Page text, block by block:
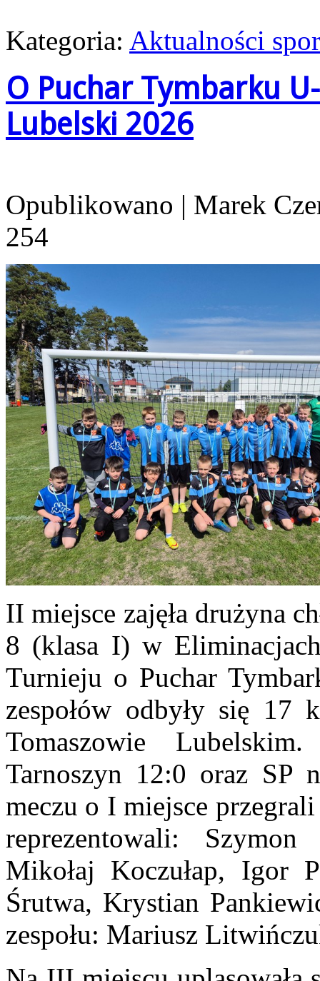
Kategoria: Aktualności
O Puchar Tymbarku
Lubelski 2026
Opublikowano | Marek
254
II miejsce zajęła drużyna
8 (klasa I) w
Turnieju o Puchar
zespołów odbyły się
Tomaszowie
Tarnoszyn 12:0 oraz SP
meczu o I miejsce przegrali
reprezentowali:
Mikołaj Koczułap, Igor
Śrutwa, Krystian
zespołu: Mariusz